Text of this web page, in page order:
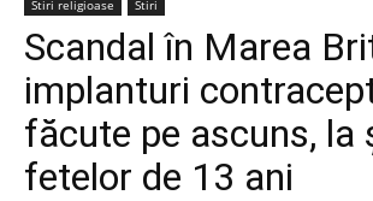
Stiri religioase Stiri
Scandal în Marea
implanturi
făcute pe ascuns, la
fetelor de 13 ani